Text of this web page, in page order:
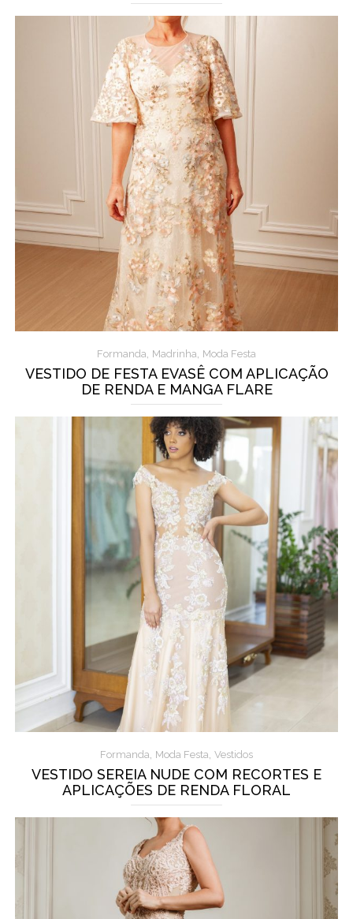
Formanda, Madrinha, Moda Festa
VESTIDO DE FESTA EVASÊ COM APLICAÇÃO
DE RENDA E MANGA FLARE
Formanda, Moda Festa, Vestidos
VESTIDO SEREIA NUDE COM RECORTES E
APLICAÇÕES DE RENDA FLORAL